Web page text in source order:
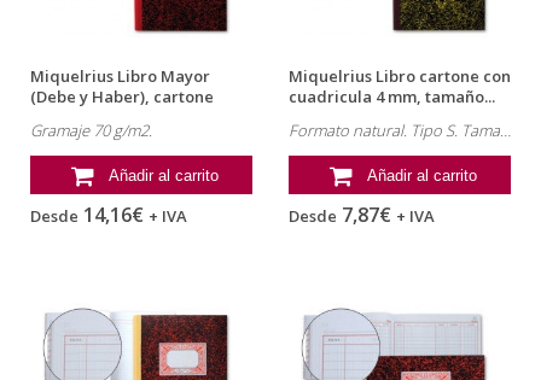
Miquelrius Libro Mayor
(Debe y Haber), cartone
Gramaje 70 g/m2.
Añadir al carrito
Desde 14,16€ + IVA
Miquelrius Libro cartone con
cuadricula 4 mm, tamaño...
Formato natural. Tipo S. Tamaño folio. Papel de 70 g/m2.
Añadir al carrito
Desde 7,87€ + IVA